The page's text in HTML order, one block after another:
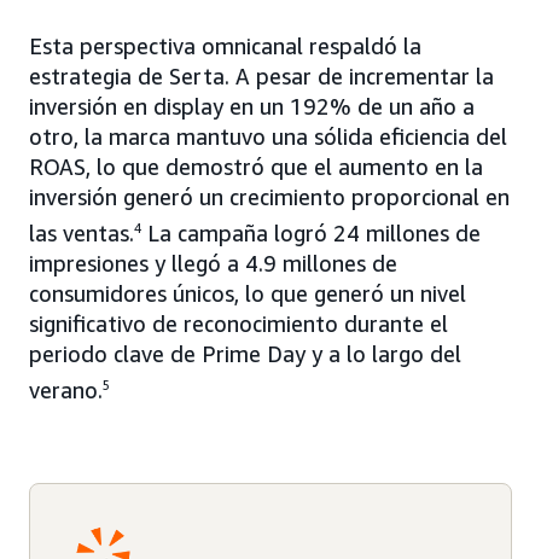
Esta perspectiva omnicanal respaldó la
estrategia de Serta. A pesar de incrementar la
inversión en display en un 192% de un año a
otro, la marca mantuvo una sólida eficiencia del
ROAS, lo que demostró que el aumento en la
inversión generó un crecimiento proporcional en
las ventas.4 La campaña logró 24 millones de
impresiones y llegó a 4.9 millones de
consumidores únicos, lo que generó un nivel
significativo de reconocimiento durante el
periodo clave de Prime Day y a lo largo del
verano.5